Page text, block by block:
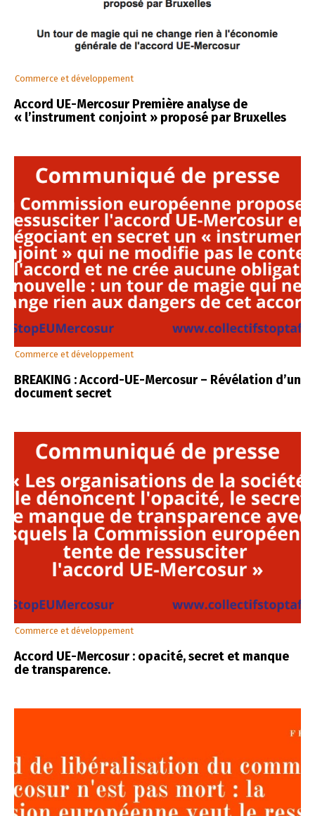
Commerce et développement
Accord UE-Mercosur Première analyse de
« l’instrument conjoint » proposé par Bruxelles
Commerce et développement
BREAKING : Accord-UE-Mercosur – Révélation d’un
document secret
Commerce et développement
Accord UE-Mercosur : opacité, secret et manque
de transparence.